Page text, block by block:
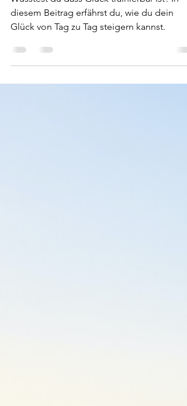
Wie kann ich glücklicher
werden?
Wusstest du dass Glück trainierbar ist? In
diesem Beitrag erfährst du, wie du dein